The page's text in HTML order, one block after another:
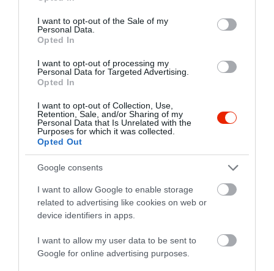
use your data for below specified purposes in below Google
consent section.
I want to opt-out of the Sale of my
Personal Data.
Opted In
I want to opt-out of processing my
Personal Data for Targeted Advertising.
Opted In
I want to opt-out of Collection, Use,
Retention, Sale, and/or Sharing of my
Personal Data that Is Unrelated with the
Purposes for which it was collected.
Opted Out
Google consents
I want to allow Google to enable storage
related to advertising like cookies on web or
device identifiers in apps.
I want to allow my user data to be sent to
Google for online advertising purposes.
Éjszakai Klub Bár Kávézó
Étterem
Kávézó
Fagyizó
Kávézó
Lounge